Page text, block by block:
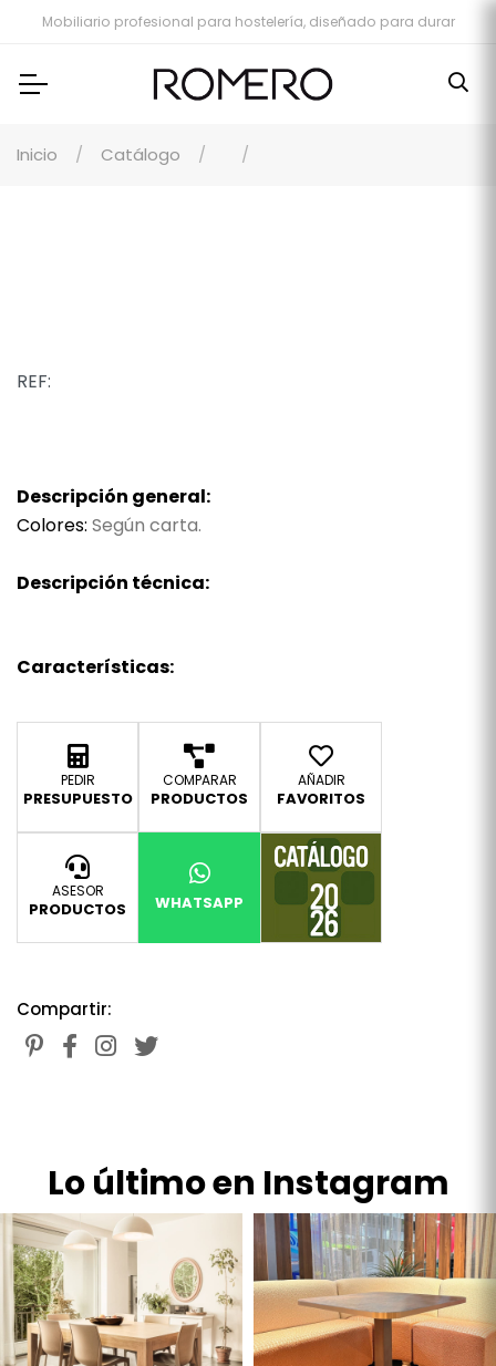
Mobiliario profesional para hostelería, diseñado para durar
Inicio Catálogo
REF:
Descripción general:
Colores: Según carta.
Descripción técnica:
Características:
PEDIR
PRESUPUESTO
COMPARAR
PRODUCTOS
AÑADIR
FAVORITOS
ASESOR
PRODUCTOS WHATSAPP
Compartir:
Lo último en Instagram